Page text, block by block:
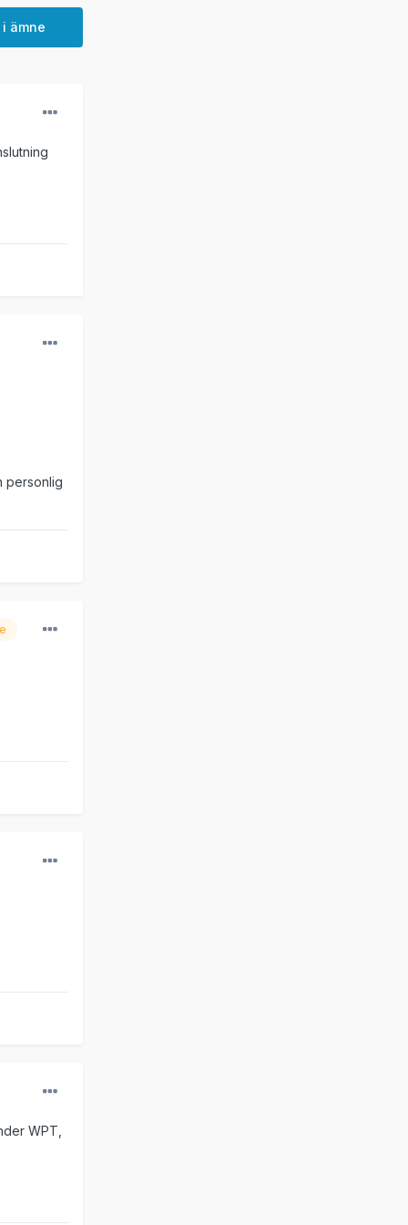
ämne
personlig
WPT,